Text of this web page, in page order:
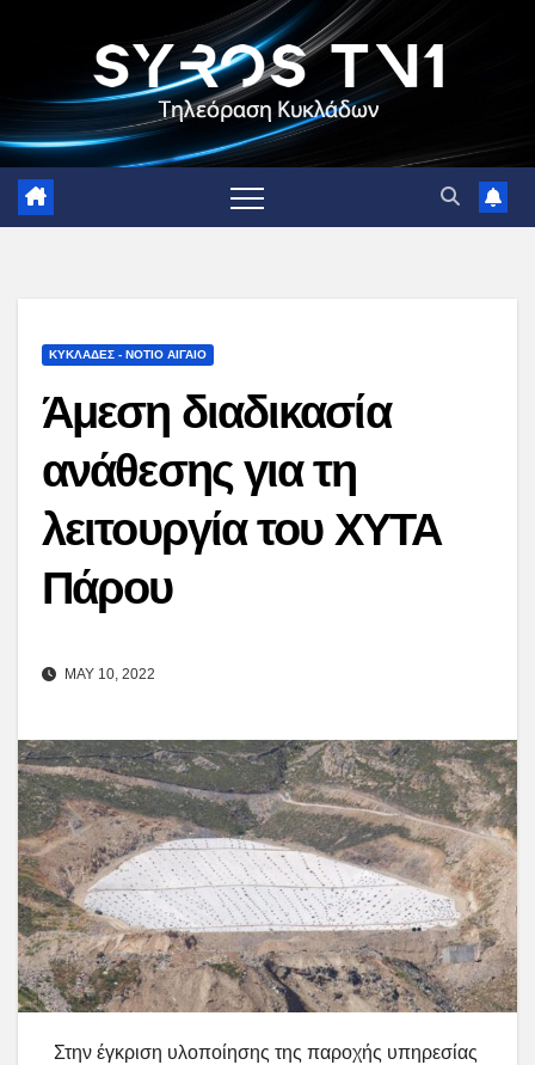
ΚΥΚΛΑΔΕΣ - ΝΟΤΙΟ ΑΙΓΑΙΟ
Άμεση διαδικασία
ανάθεσης για τη
λειτουργία του ΧΥΤΑ
Πάρου
MAY 10, 2022
Στην έγκριση υλοποίησης της παροχής υπηρεσίας